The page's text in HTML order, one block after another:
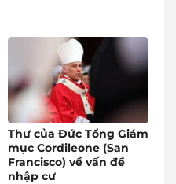
Thư của Đức Tổng Giám
mục Cordileone (San
Francisco) về vấn đề
nhập cư